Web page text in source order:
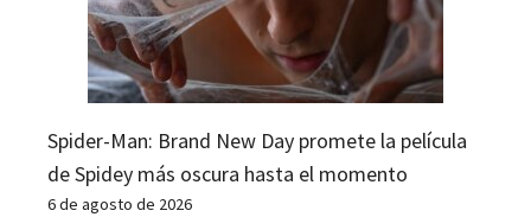
Spider-Man: Brand New Day promete la película
de Spidey más oscura hasta el momento
6 de agosto de 2026